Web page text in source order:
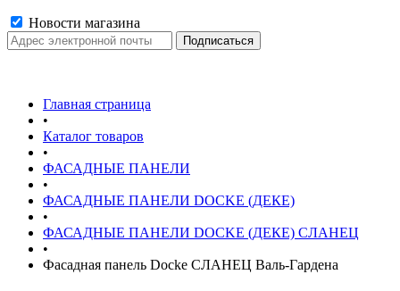
Новости магазина
Главная страница
•
Каталог товаров
•
ФАСАДНЫЕ ПАНЕЛИ
•
ФАСАДНЫЕ ПАНЕЛИ DOCKE (ДЕКЕ)
•
ФАСАДНЫЕ ПАНЕЛИ DOCKE (ДЕКЕ) СЛАНЕЦ
•
Фасадная панель Docke СЛАНЕЦ Валь-Гардена